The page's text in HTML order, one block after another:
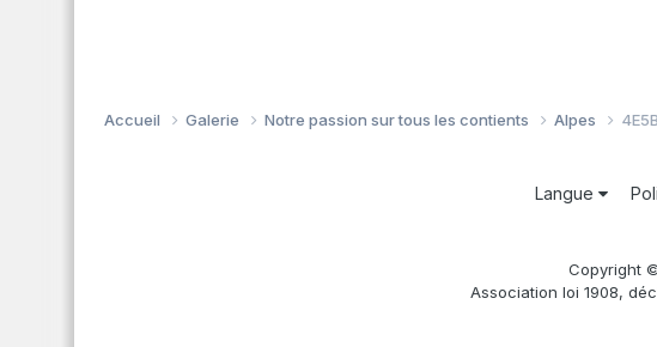
Accueil Galerie Notre passion sur tous les contients Alpes
Langue
Copyright
Association loi 1908,